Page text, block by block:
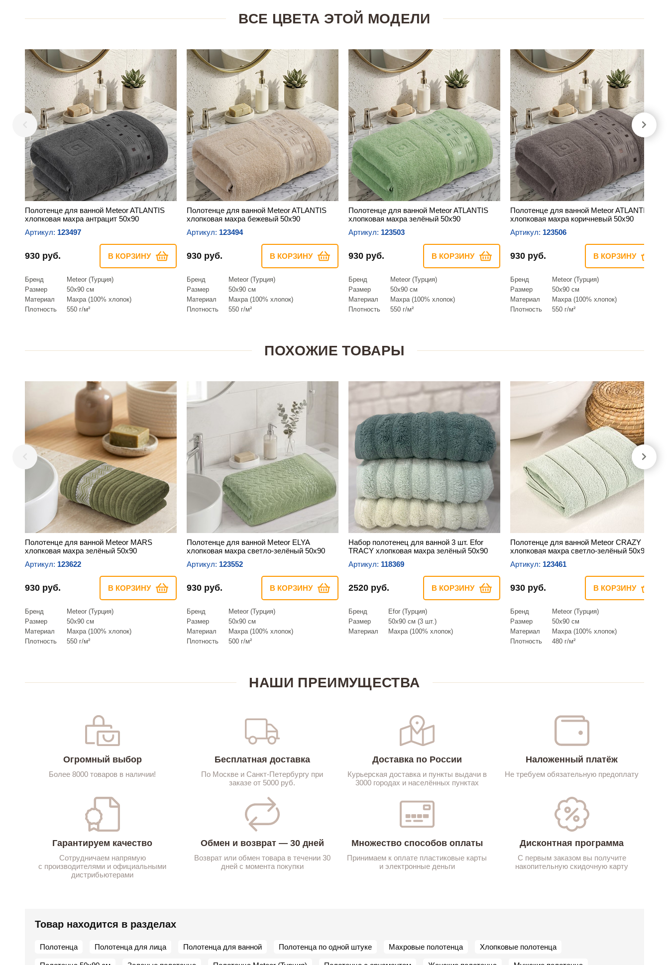
ВСЕ ЦВЕТА ЭТОЙ МОДЕЛИ
Полотенце для ванной Meteor ATLANTIS
хлопковая махра антрацит 50х90
Артикул: 123497
930 руб. В КОРЗИНУ
Бренд
Meteor (Турция)
Размер
50х90 см
Материал
Махра (100% хлопок)
Плотность
550 г/м²
Полотенце для ванной Meteor ATLANTIS
хлопковая махра бежевый 50х90
Артикул: 123494
930 руб. В КОРЗИНУ
Бренд
Meteor (Турция)
Размер
50х90 см
Материал
Махра (100% хлопок)
Плотность
550 г/м²
Полотенце для ванной Meteor ATLANTIS
хлопковая махра зелёный 50х90
Артикул: 123503
930 руб. В КОРЗИНУ
Бренд
Meteor (Турция)
Размер
50х90 см
Материал
Махра (100% хлопок)
Плотность
550 г/м²
Полотенце для ванной Meteor ATLANTIS
хлопковая махра коричневый 50х90
Артикул: 123506
930 руб. В КОРЗИНУ
Бренд
Meteor (Турция)
Размер
50х90 см
Материал
Махра (100% хлопок)
Плотность
550 г/м²
ПОХОЖИЕ ТОВАРЫ
Полотенце для ванной Meteor MARS
хлопковая махра зелёный 50х90
Артикул: 123622
930 руб. В КОРЗИНУ
Бренд
Meteor (Турция)
Размер
50х90 см
Материал
Махра (100% хлопок)
Плотность
550 г/м²
Полотенце для ванной Meteor ELYA
хлопковая махра светло-зелёный 50х90
Артикул: 123552
930 руб. В КОРЗИНУ
Бренд
Meteor (Турция)
Размер
50х90 см
Материал
Махра (100% хлопок)
Плотность
500 г/м²
Набор полотенец для ванной 3 шт. Efor
TRACY хлопковая махра зелёный 50х90
Артикул: 118369
2520 руб. В КОРЗИНУ
Бренд
Efor (Турция)
Размер
50х90 см (3 шт.)
Материал
Махра (100% хлопок)
Полотенце для ванной Meteor CRAZY
хлопковая махра светло-зелёный 50х90
Артикул: 123461
930 руб. В КОРЗИНУ
Бренд
Meteor (Турция)
Размер
50х90 см
Материал
Махра (100% хлопок)
Плотность
480 г/м²
НАШИ ПРЕИМУЩЕСТВА
Огромный выбор
Более 8000 товаров в наличии!
Бесплатная доставка
По Москве и Санкт-Петербургу при
заказе от 5000 руб.
Доставка по России
Курьерская доставка и пункты выдачи в
3000 городах и населённых пунктах
Наложенный платёж
Не требуем обязательную предоплату
Гарантируем качество
Сотрудничаем напрямую
с производителями и официальными
дистрибьютерами
Обмен и возврат — 30 дней
Возврат или обмен товара в течении 30
дней с момента покупки
Множество способов оплаты
Принимаем к оплате пластиковые карты
и электронные деньги
Дисконтная программа
С первым заказом вы получите
накопительную скидочную карту
Товар находится в разделах
Полотенца Полотенца для лица Полотенца для ванной Полотенца по одной штуке Махровые полотенца Хлопковые полотенца